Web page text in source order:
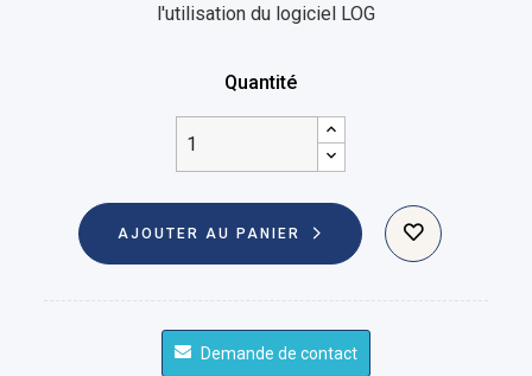
l'utilisation du logiciel LOG
Quantité
AJOUTER AU PANIER
Demande de contact